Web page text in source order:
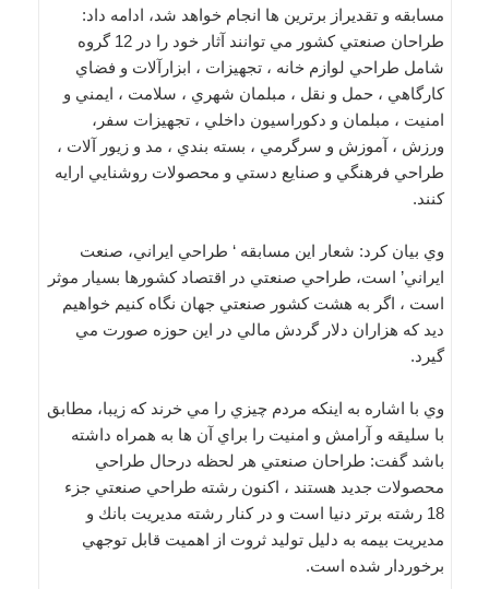
مسابقه و تقديراز برترين ها انجام خواهد شد، ادامه داد:
طراحان صنعتي كشور مي توانند آثار خود را در 12 گروه
شامل طراحي لوازم خانه ، تجهيزات ، ابزارآلات و فضاي
كارگاهي ، حمل و نقل ، مبلمان شهري ، سلامت ، ايمني و
امنيت ، مبلمان و دكوراسيون داخلي ، تجهيزات سفر،
ورزش ، آموزش و سرگرمي ، بسته بندي ، مد و زيور آلات ،
طراحي فرهنگي و صنايع دستي و محصولات روشنايي ارايه
كنند.
وي بيان كرد: شعار اين مسابقه ‘ طراحي ايراني، صنعت
ايراني’ است، طراحي صنعتي در اقتصاد كشورها بسيار موثر
است ، اگر به هشت كشور صنعتي جهان نگاه كنيم خواهيم
ديد كه هزاران دلار گردش مالي در اين حوزه صورت مي
گيرد.
وي با اشاره به اينكه مردم چيزي را مي خرند كه زيبا، مطابق
با سليقه و آرامش و امنيت را براي آن ها به همراه داشته
باشد گفت: طراحان صنعتي هر لحظه درحال طراحي
محصولات جديد هستند ، اكنون رشته طراحي صنعتي جزء
18 رشته برتر دنيا است و در كنار رشته مديريت بانك و
مديريت بيمه به دليل توليد ثروت از اهميت قابل توجهي
برخوردار شده است.